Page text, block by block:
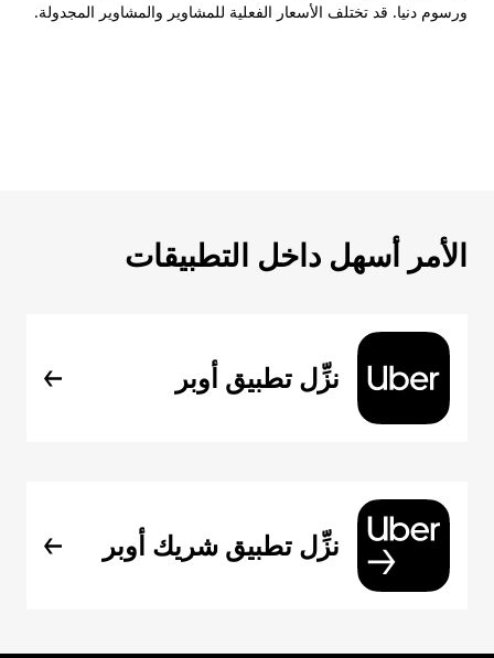
ورسوم دنيا. قد تختلف الأسعار الفعلية للمشاوير والمشاوير المجدولة.
الأمر أسهل داخل التطبيقات
نزِّل تطبيق أوبر
نزِّل تطبيق شريك أوبر